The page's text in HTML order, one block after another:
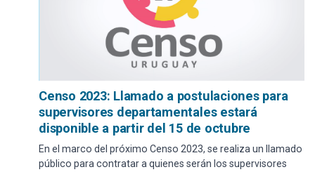
Censo 2023: Llamado a postulaciones para
supervisores departamentales estará
disponible a partir del 15 de octubre
En el marco del próximo Censo 2023, se realiza un llamado
público para contratar a quienes serán los supervisores